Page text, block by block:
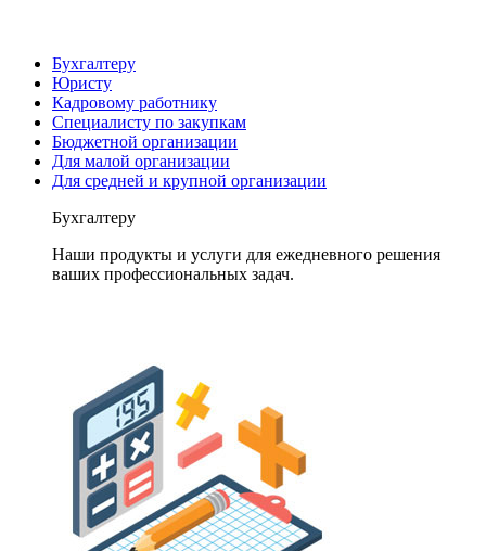
Бухгалтеру
Юристу
Кадровому работнику
Специалисту по закупкам
Бюджетной организации
Для малой организации
Для средней и крупной организации
Бухгалтеру
Наши продукты и услуги для ежедневного решения
ваших профессиональных задач.